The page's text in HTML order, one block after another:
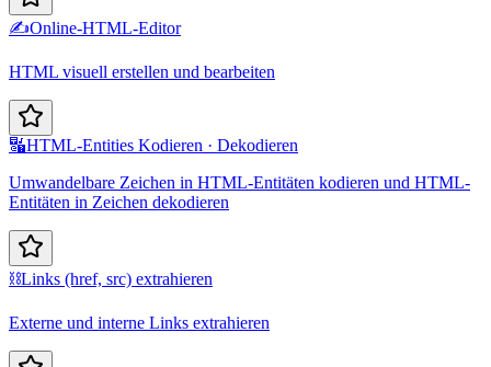
✍️Online-HTML-Editor
HTML visuell erstellen und bearbeiten
🔣HTML-Entities Kodieren · Dekodieren
Umwandelbare Zeichen in HTML-Entitäten kodieren und HTML-
Entitäten in Zeichen dekodieren
⛓️Links (href, src) extrahieren
Externe und interne Links extrahieren